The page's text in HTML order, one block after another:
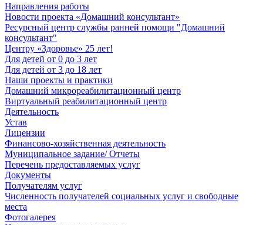
Направления работы
Новости проекта «Домашний консультант»
Ресурсный центр службы ранней помощи "Домашний
консультант"
Центру «Здоровье» 25 лет!
Для детей от 0 до 3 лет
Для детей от 3 до 18 лет
Наши проекты и практики
Домашний микрореабилитационный центр
Виртуальный реабилитационный центр
Деятельность
Устав
Лицензии
Финансово-хозяйственная деятельность
Муниципальное задание/ Отчеты
Перечень предоставляемых услуг
Документы
Получателям услуг
Численность получателей социальных услуг и свободные
места
Фотогалерея